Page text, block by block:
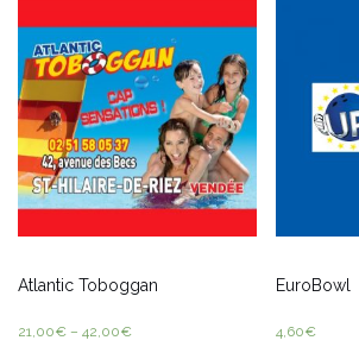
Atlantic Toboggan
21,00€ – 42,00€
EuroBowl
4,60€